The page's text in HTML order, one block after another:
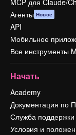
Агенты Новое
API
Мобильное
Все инструменты
Начать
Academy
Документация по
Служба поддержки
Условия и